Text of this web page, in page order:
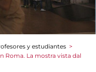
y estudiantes >
Roma. La mostra vista dal